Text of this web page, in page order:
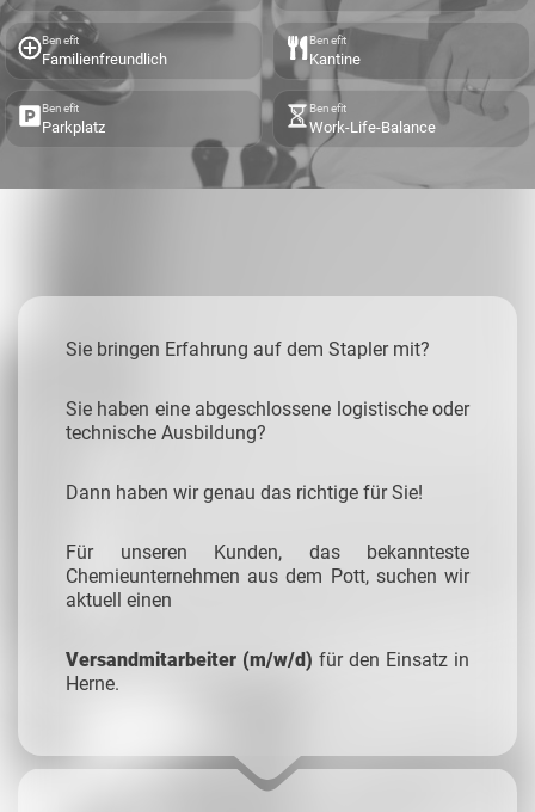
Benefit
Familienfreundlich
Benefit
Kantine
Benefit
Parkplatz
Benefit
Work-Life-Balance
Sie bringen Erfahrung auf dem Stapler mit?
Sie haben eine abgeschlossene logistische oder
technische Ausbildung?
Dann haben wir genau das richtige für Sie!
Für unseren Kunden, das bekannteste
Chemieunternehmen aus dem Pott, suchen wir
aktuell einen
Versandmitarbeiter (m/w/d) für den Einsatz in
Herne.